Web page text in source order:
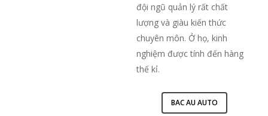
đội ngũ quản lý rất chất
lượng và giàu kiến thức
chuyên môn. Ở họ, kinh
nghiệm được tính đến hàng
thế kỉ.
BAC AU AUTO